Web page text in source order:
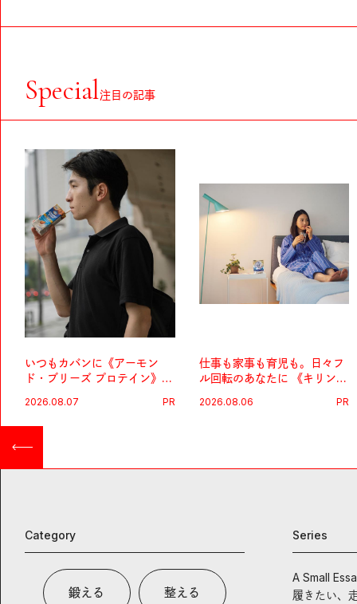
Special注目の記事
いつもカバンに《アーモン
ド・ブリーズ プロテイン》
ィショニング習慣。
2026.08.07 PR
仕事も家事も育児も。日々フ
ル回転のあなたに 《キリン
慣。
2026.08.06 PR
Category
鍛える 整える
Series
A Small
履きたい、